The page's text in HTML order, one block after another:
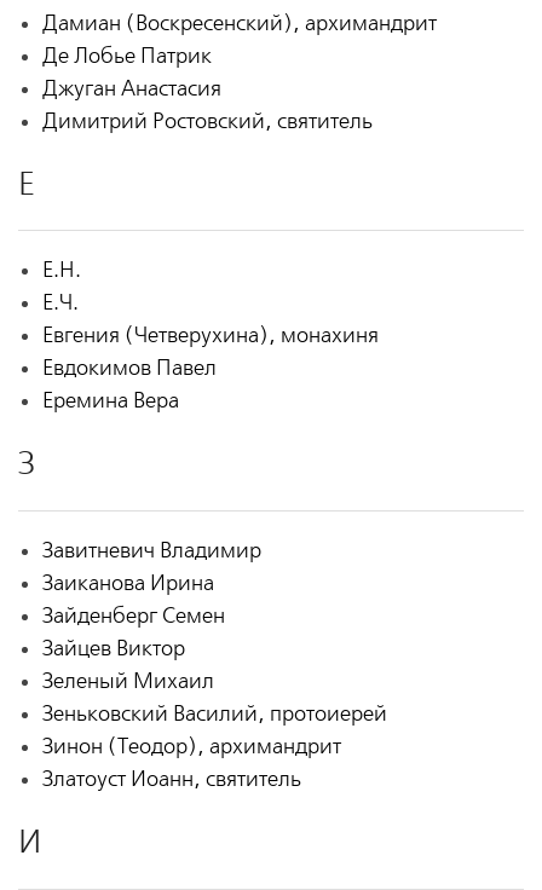
Дамиан (Воскресенский), архимандрит
Де Лобье Патрик
Джуган Анастасия
Димитрий Ростовский, святитель
Е
Е.Н.
Е.Ч.
Евгения (Четверухина), монахиня
Евдокимов Павел
Еремина Вера
З
Завитневич Владимир
Заиканова Ирина
Зайденберг Семен
Зайцев Виктор
Зеленый Михаил
Зеньковский Василий, протоиерей
Зинон (Теодор), архимандрит
Златоуст Иоанн, святитель
И